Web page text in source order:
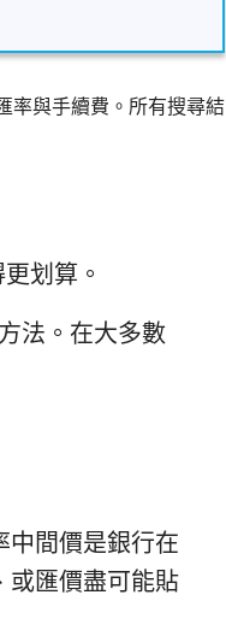
率與手續費。所有搜尋結
划算。
法。在大多數
中間價是銀行在
或匯價盡可能貼